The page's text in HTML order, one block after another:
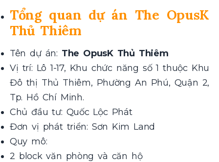
Tổng quan dự án The OpusK
Thủ Thiêm
Tên dự án: The OpusK Thủ Thiêm
Vị trí: Lô 1-17, Khu chức năng số 1 thuộc Khu
Đô thị Thủ Thiêm, Phường An Phú, Quận 2,
Tp. Hồ Chí Minh.
Chủ đầu tư: Quốc Lộc Phát
Đơn vị phát triển: Sơn Kim Land
Quy mô:
2 block văn phòng và căn hộ